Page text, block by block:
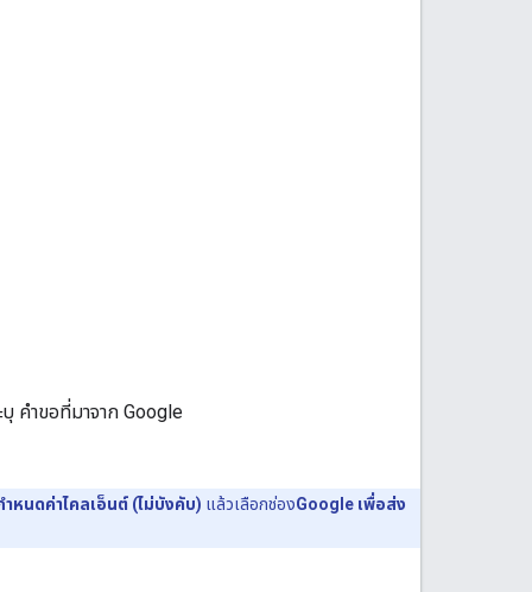
บุ คำขอที่มาจาก Google
ำหนดค่าไคลเอ็นต์ (ไม่บังคับ) แล้วเลือกช่องGoogle เพื่อส่ง